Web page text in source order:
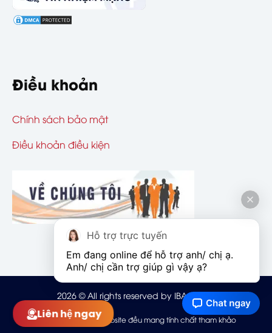
Điều khoản
Chính sách bảo mật
Điều khoản điều kiện
2026 © All rights reserved by IBAOHIEM
Mọi thông tin trên website đều mang tính chất tham khảo
Liên hệ ngay
Hỗ trợ trực tuyến
Em đang online để hỗ trợ anh/ chị ạ.
Anh/ chị cần trợ giúp gì vậy ạ?